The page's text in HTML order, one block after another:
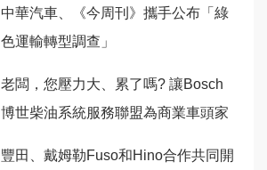
中華汽車、《今周刊》攜手公布「綠
色運輸轉型調查」
老闆，您壓力大、累了嗎? 讓Bosch
博世柴油系統服務聯盟為商業車頭家
豐田、戴姆勒Fuso和Hino合作共同開